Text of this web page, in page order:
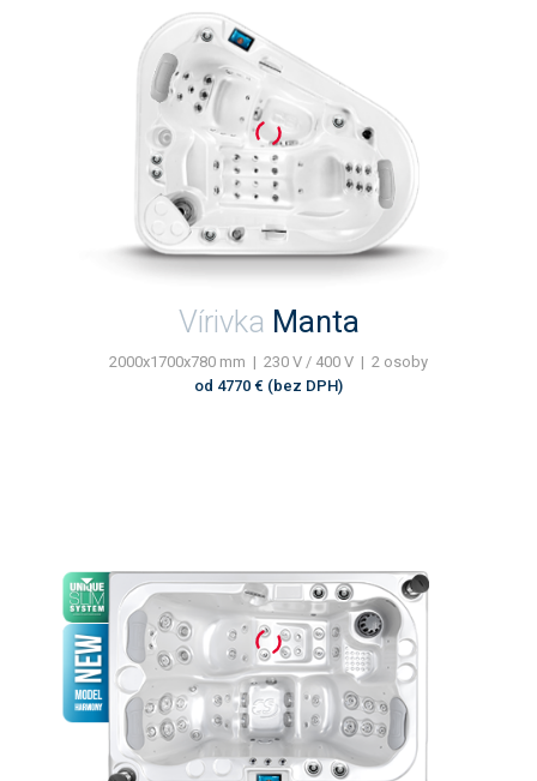
Vírivka Manta
2000x1700x780 mm | 230 V / 400 V | 2 osoby
od 4770 € (bez DPH)